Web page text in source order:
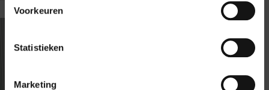
Voorkeuren
Statistieken
Marketing
Zondag 12:00 – 17:00